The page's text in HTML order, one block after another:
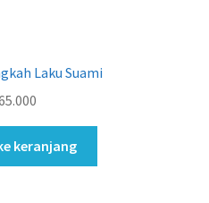
Laku Suami
keranjang